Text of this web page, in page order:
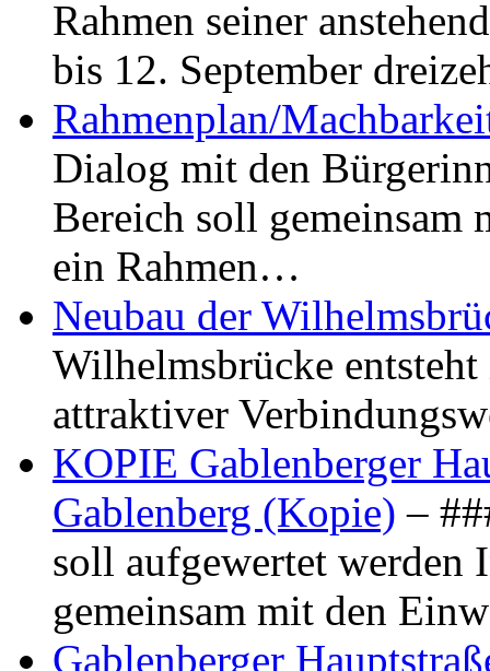
Rahmen seiner
bis 12. September
Rahmenplan/
Dialog mit den
Bereich soll gemeinsam
ein Rahmen…
Neubau der
Wilhelmsbrücke
attraktiver
KOPIE Gablenberger
Gablenberg (Kopie) –
soll aufgewertet werden
gemeinsam mit den
Gablenberger